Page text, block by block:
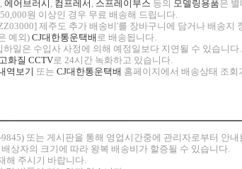
, 에어브러시 , 컴프레서 , 스프레이부스 등의 모델링용품은
원 이상인 경우 무료 배송해 드립니다.
제주도 추가 배송비'를 장바구니에 담거나 배송지
예외) CJ대한통운택배 로 배송됩니다.
일은 수입사 사정에 의해 예정일보다 지연될 수 있습니다.
고화질 CCTV로 24시간 녹화하고 있습니다.
역보기 또는 CJ대한통운택배 홈페이지에서 배송상태 조회
또는 게시판을 통해 영업시간중에 관리자로부터 안
상자의 크기에 따라 왕복 배송비가 할증될 수 있습니다.
해 주시기 바랍니다.